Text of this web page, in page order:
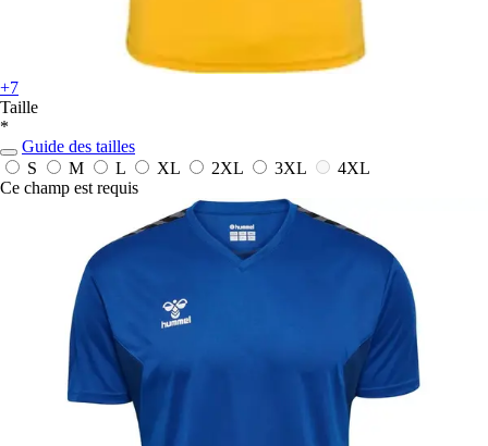
+7
Taille
*
Guide des tailles
S
M L XL 2XL 3XL
4XL
Ce champ est requis